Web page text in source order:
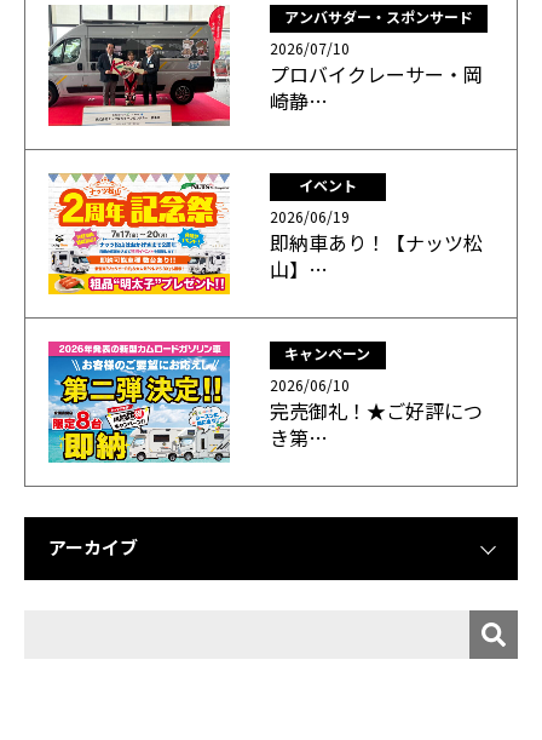
アンバサダー・スポンサード
2026/07/10
プロバイクレーサー・岡
崎静…
イベント
2026/06/19
即納車あり！【ナッツ松
山】…
キャンペーン
2026/06/10
完売御礼！★ご好評につ
き第…
アーカイブ